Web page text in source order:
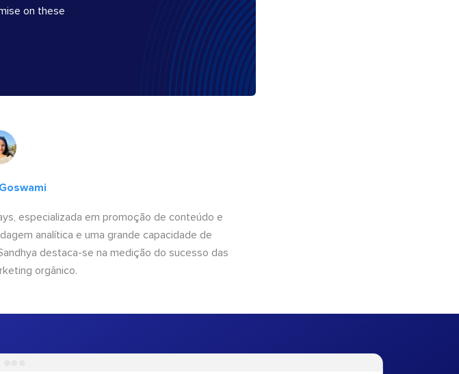
on these
especializada em promoção de conteúdo e
analítica e uma grande capacidade de
destaca-se na medição do sucesso das
orgânico.